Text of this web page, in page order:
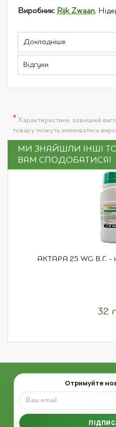
Виробник: Rijk Zwaan,
Докладніше
Відгуки
* Характеристики, зовнішній
товару можуть змінюватись
МИ ЗНАЙШЛИ ІНШІ
ВАМ СПОДОБАТИСЯ!
АКТАРА 25 WG В.Г. -
32
Email
Отримуйте